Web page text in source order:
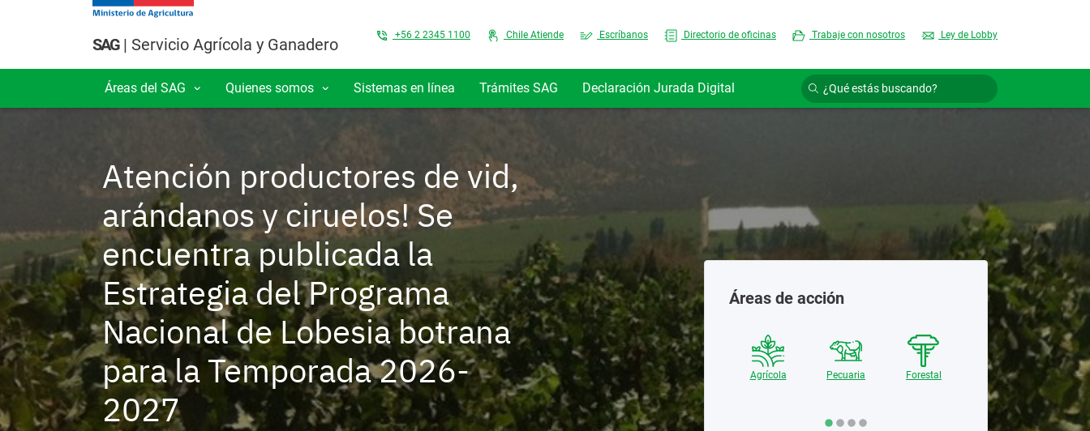
Pasar al contenido principal
SAG| Servicio Agrícola y Ganadero Top Menu
+56 2 2345 1100 Chile Atiende Escríbanos Directorio de oficinas Trabaje con nosotros Ley de Lobby
Navegación principal
Áreas del SAG Quienes somos Sistemas en línea Trámites SAG Declaración Jurada Digital
Atención productores de vid,
arándanos y ciruelos! Se
encuentra publicada la
Estrategia del Programa
Nacional de Lobesia botrana
para la Temporada 2026-
2027
Áreas de acción
Semillas Negociaciones
Control de
Frontera
Red
Laboratorios
Autorización
Transacciones
Comerciales
Agrícola Pecuaria Forestal
Recursos
Naturales